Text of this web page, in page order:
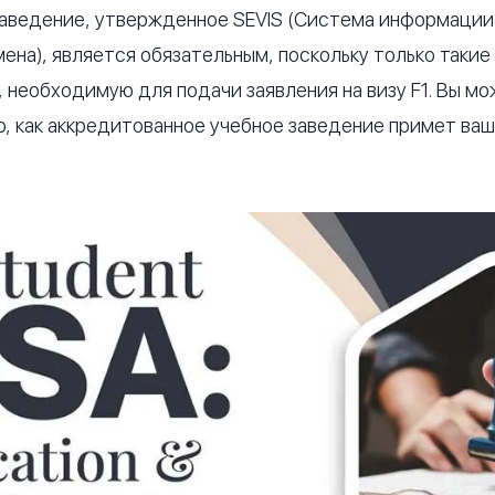
утвержденное SEVIS (Система
является обязательным, поскольку только
для подачи заявления на визу F1. Вы
как аккредитованное учебное заведение примет